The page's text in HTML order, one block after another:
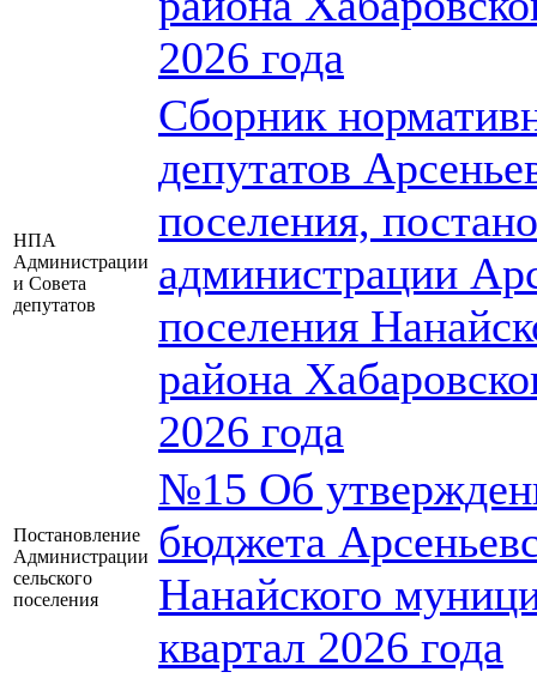
2026 года
НПА
Администрации
и Совета
депутатов
Сборник
депутатов
поселения,
администрации
поселения
района
2026 года
Постановление
Администрации
сельского
поселения
№15 Об
бюджета
Нанайского
квартал 2026 года